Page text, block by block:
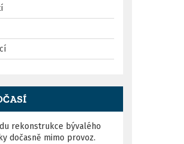
rekonstrukce bývalého
dočasně mimo provoz.